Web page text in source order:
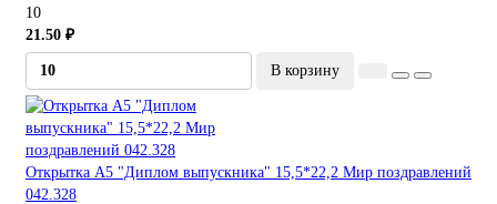
10
21.50 ₽
В корзину
Открытка А5 "Диплом выпускника" 15,5*22,2 Мир поздравлений
042.328